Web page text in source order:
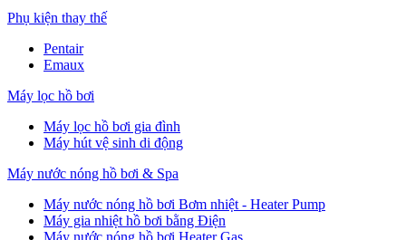
Phụ kiện thay thế
Pentair
Emaux
Máy lọc hồ bơi
Máy lọc hồ bơi gia đình
Máy hút vệ sinh di động
Máy nước nóng hồ bơi & Spa
Máy nước nóng hồ bơi Bơm nhiệt - Heater Pump
Máy gia nhiệt hồ bơi bằng Điện
Máy nước nóng hồ bơi Heater Gas